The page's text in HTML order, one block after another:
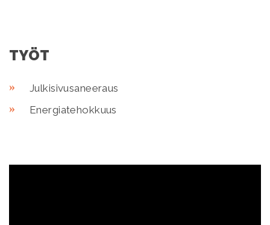
TYÖT
Julkisivusaneeraus
Energiatehokkuus